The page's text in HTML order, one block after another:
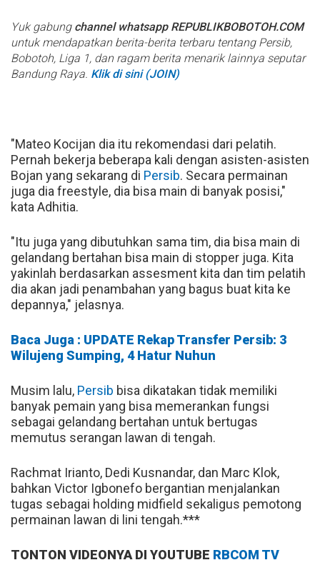
Yuk gabung channel whatsapp REPUBLIKBOBOTOH.COM
untuk mendapatkan berita-berita terbaru tentang Persib,
Bobotoh, Liga 1, dan ragam berita menarik lainnya seputar
Bandung Raya. Klik di sini (JOIN)
"Mateo Kocijan dia itu rekomendasi dari pelatih.
Pernah bekerja beberapa kali dengan asisten-asisten
Bojan yang sekarang di Persib. Secara permainan
juga dia freestyle, dia bisa main di banyak posisi,"
kata Adhitia.
"Itu juga yang dibutuhkan sama tim, dia bisa main di
gelandang bertahan bisa main di stopper juga. Kita
yakinlah berdasarkan assesment kita dan tim pelatih
dia akan jadi penambahan yang bagus buat kita ke
depannya," jelasnya.
Baca Juga : UPDATE Rekap Transfer Persib: 3
Wilujeng Sumping, 4 Hatur Nuhun
Musim lalu, Persib bisa dikatakan tidak memiliki
banyak pemain yang bisa memerankan fungsi
sebagai gelandang bertahan untuk bertugas
memutus serangan lawan di tengah.
Rachmat Irianto, Dedi Kusnandar, dan Marc Klok,
bahkan Victor Igbonefo bergantian menjalankan
tugas sebagai holding midfield sekaligus pemotong
permainan lawan di lini tengah.***
TONTON VIDEONYA DI YOUTUBE RBCOM TV